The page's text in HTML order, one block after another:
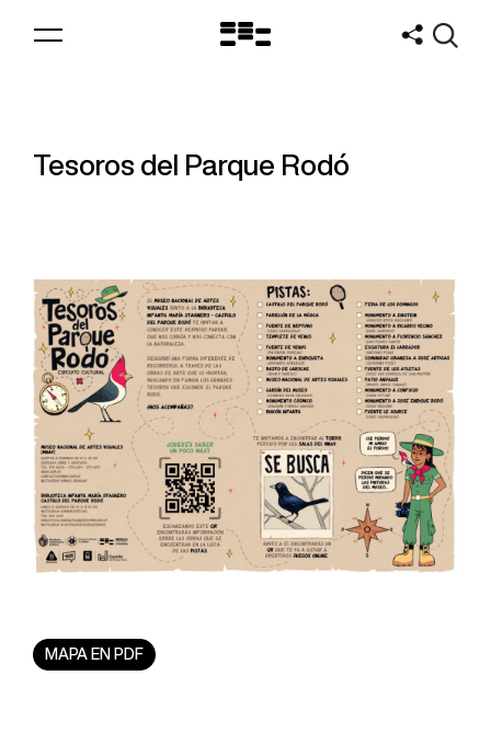
Logo
Tesoros del Parque Rodó
MAPA EN PDF